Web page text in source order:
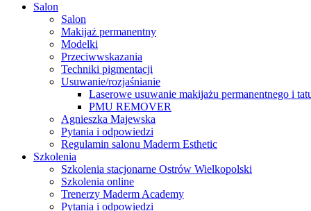
Salon
Salon
Makijaż permanentny
Modelki
Przeciwwskazania
Techniki pigmentacji
Usuwanie/rozjaśnianie
Laserowe usuwanie makijażu permanentnego i
PMU REMOVER
Agnieszka Majewska
Pytania i odpowiedzi
Regulamin salonu Maderm Esthetic
Szkolenia
Szkolenia stacjonarne Ostrów Wielkopolski
Szkolenia online
Trenerzy Maderm Academy
Pytania i odpowiedzi